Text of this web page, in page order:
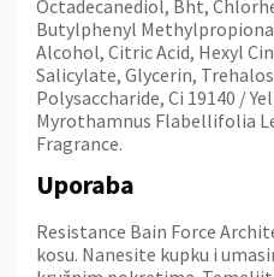
Octadecanediol, Bht,
Butylphenyl
Alcohol, Citric Acid, Hexyl
Salicylate, Glycerin,
Polysaccharide, Ci 19140 /
Myrothamnus Flabellifolia
Fragrance.
Uporaba
Resistance Bain Force
kosu. Nanesite kupku i